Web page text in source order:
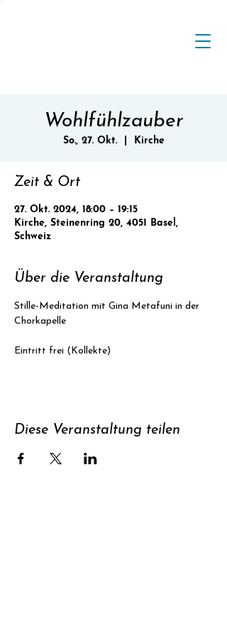
Wohlfühlzauber
So., 27. Okt.
  |
Kirche
Zeit & Ort
27. Okt. 2024, 18:00 – 19:15
Kirche, Steinenring 20, 4051 Basel,
Schweiz
Über die Veranstaltung
Stille-Meditation mit Gina Metafuni in der
Chorkapelle
Eintritt frei (Kollekte)
Diese Veranstaltung teilen